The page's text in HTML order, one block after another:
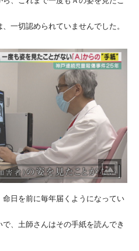
一切認められていませんでした。
日を前に毎年届くようになってい
、土師さんはその手紙を読んでき